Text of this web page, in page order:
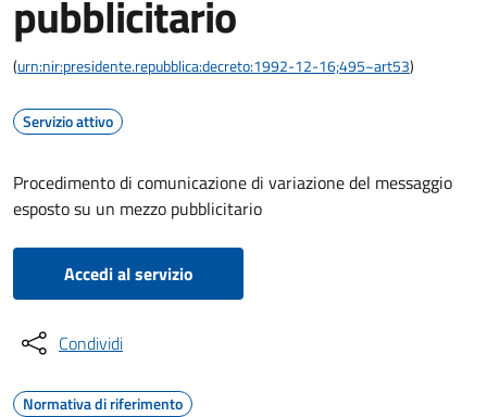
pubblicitario
(urn:nir:presidente.repubblica:decreto:1992-12-16;495~art53)
Servizio attivo
Procedimento di comunicazione di variazione del messaggio
esposto su un mezzo pubblicitario
Accedi al servizio
Condividi
Normativa di riferimento